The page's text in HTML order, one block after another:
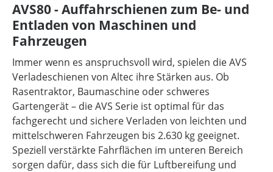
AVS80 - Auffahrschienen zum Be- und
Entladen von Maschinen und
Fahrzeugen
Immer wenn es anspruchsvoll wird, spielen die AVS
Verladeschienen von Altec ihre Stärken aus. Ob
Rasentraktor, Baumaschine oder schweres
Gartengerät – die AVS Serie ist optimal für das
fachgerecht und sichere Verladen von leichten und
mittelschweren Fahrzeugen bis 2.630 kg geeignet.
Speziell verstärkte Fahrflächen im unteren Bereich
sorgen dafür, dass sich die für Luftbereifung und